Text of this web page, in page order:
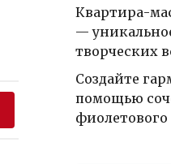
Квартира-
—
творческих
Создайте
помощью
фиолетового